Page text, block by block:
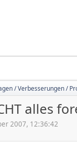
/ Verbesserungen /
alles
2007, 12:36:42